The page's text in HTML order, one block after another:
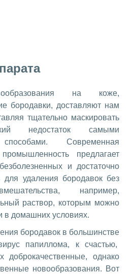
на коже,
бородавки, доставляют нам
тщательно маскировать
недостаток самыми
Современная
предлагает
и достаточно
для удаления бородавок без
например,
раствор, которым можно
в домашних условиях.
бородавок в большинстве
папиллома, к счастью,
доброкачественные, однако
новообразования. Вот